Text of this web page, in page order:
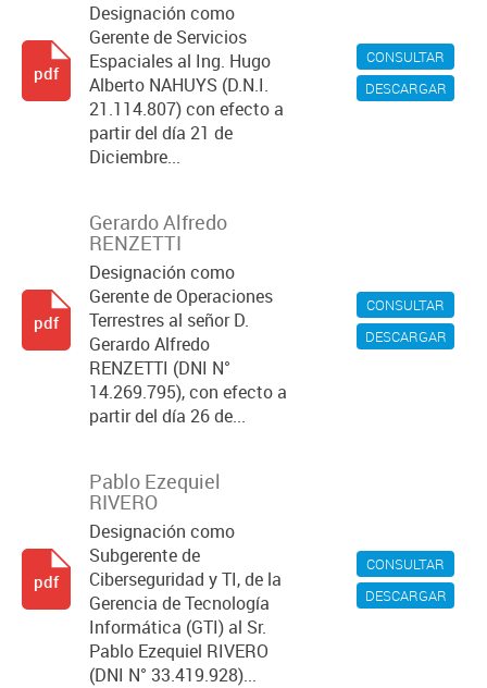
CONSULTAR
DESCARGAR
Designación como
Gerente de Servicios
Espaciales al Ing. Hugo
Alberto NAHUYS (D.N.I.
21.114.807) con efecto a
partir del día 21 de
Diciembre...
pdf
CONSULTAR
DESCARGAR
Gerardo Alfredo
RENZETTI
Designación como
Gerente de Operaciones
Terrestres al señor D.
Gerardo Alfredo
RENZETTI (DNI N°
14.269.795), con efecto a
partir del día 26 de...
pdf
CONSULTAR
DESCARGAR
Pablo Ezequiel
RIVERO
Designación como
Subgerente de
Ciberseguridad y TI, de la
Gerencia de Tecnología
Informática (GTI) al Sr.
Pablo Ezequiel RIVERO
(DNI N° 33.419.928)...
pdf